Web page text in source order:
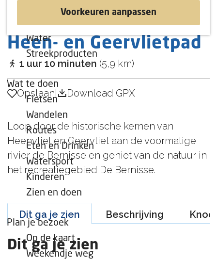
Voorkeuren aanpassen
m
e
p
a
g
Natuur
Water
Streekproducten
Wat te doen
Fietsen
Wandelen
Routes
Eten en Drinken
Watersport
Kinderen
Zien en doen
Plan je bezoek
Op de kaart
Weekendje weg
Heen- en Geervlietpad
1 uur 10 minuten (5,9 km)
Opslaan
Opslaan Download GPX
Loop door de historische kernen van
Heenvliet en Geervliet aan de voormalige
rivier de Bernisse en geniet van de natuur in
het recreatiegebied De Bernisse.
Dit ga je zien Beschrijving
Dit ga je zien